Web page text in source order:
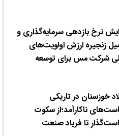
نرخ بازدهی سرمایه‌گذاری و
زنجیره ارزش اولویت‌های
شرکت مس برای توسعه
خوزستان در تاریکی
ناکارآمد؛از سکوت
تا فریاد صنعت